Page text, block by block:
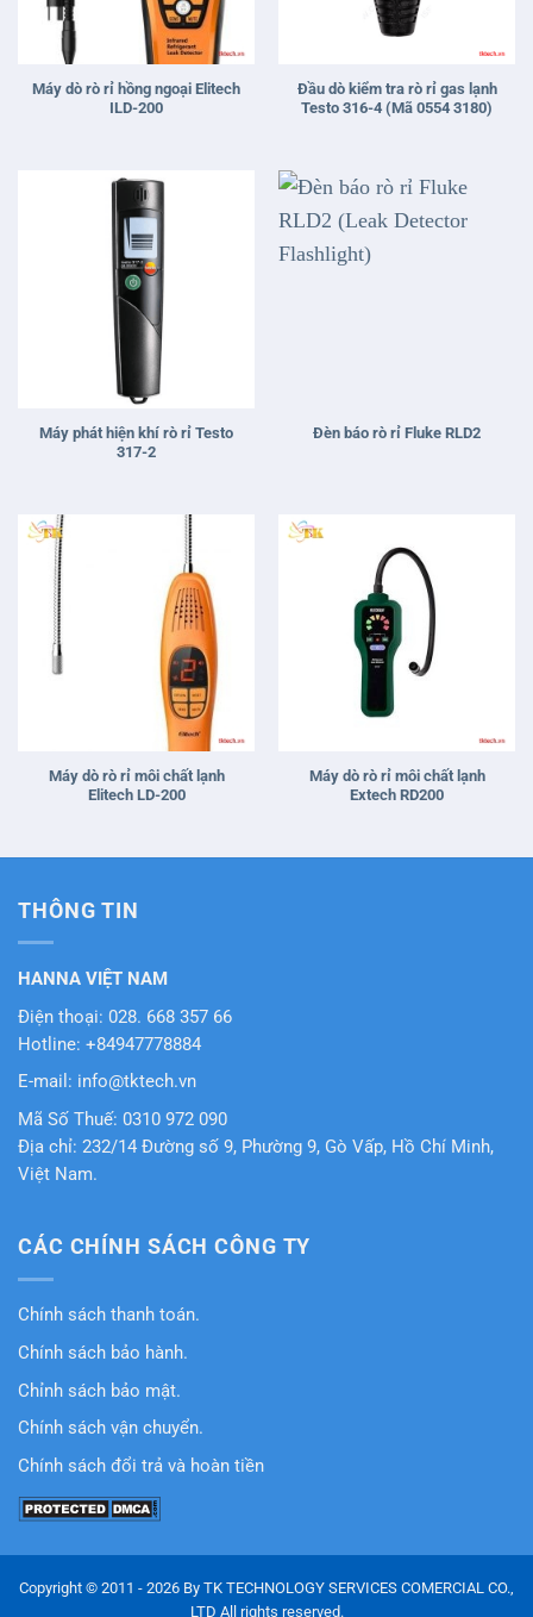
Máy dò rò rỉ hồng ngoại Elitech
ILD-200
Đầu dò kiểm tra rò rỉ gas lạnh
Testo 316-4 (Mã 0554 3180)
Máy phát hiện khí rò rỉ Testo
317-2
Đèn báo rò rỉ Fluke RLD2
Máy dò rò rỉ môi chất lạnh
Elitech LD-200
Máy dò rò rỉ môi chất lạnh
Extech RD200
THÔNG TIN
HANNA VIỆT NAM
Điện thoại: 028. 668 357 66
Hotline: +84947778884
E-mail: info@tktech.vn
Mã Số Thuế: 0310 972 090
Địa chỉ: 232/14 Đường số 9, Phường 9, Gò Vấp, Hồ Chí Minh,
Việt Nam.
CÁC CHÍNH SÁCH CÔNG TY
Chính sách thanh toán.
Chính sách bảo hành.
Chỉnh sách bảo mật.
Chính sách vận chuyển.
Chính sách đổi trả và hoàn tiền
Copyright © 2011 - 2026 By TK TECHNOLOGY SERVICES COMERCIAL CO.,
LTD All rights reserved.